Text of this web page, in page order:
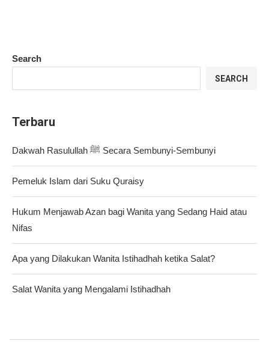
Search
SEARCH
Terbaru
Dakwah Rasulullah ﷺ Secara Sembunyi-Sembunyi
Pemeluk Islam dari Suku Quraisy
Hukum Menjawab Azan bagi Wanita yang Sedang Haid atau
Nifas
Apa yang Dilakukan Wanita Istihadhah ketika Salat?
Salat Wanita yang Mengalami Istihadhah